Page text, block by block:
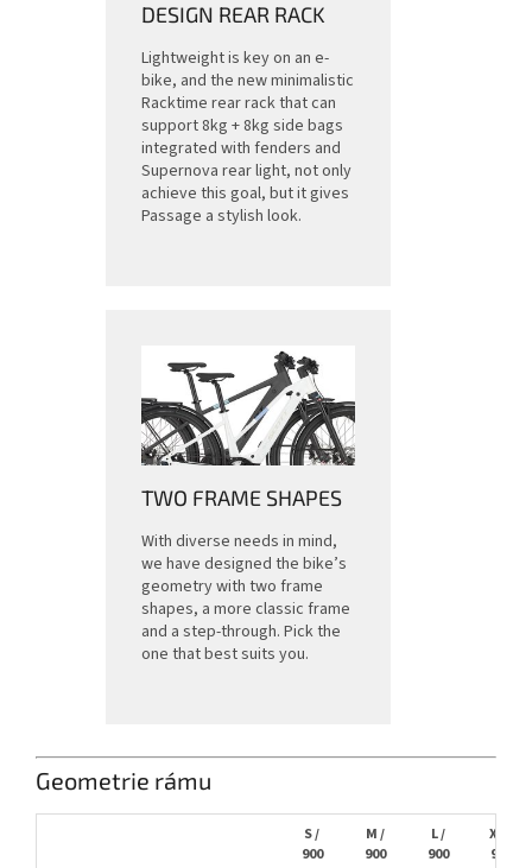
DESIGN REAR RACK
Lightweight is key on an e-
bike, and the new minimalistic
Racktime rear rack that can
support 8kg + 8kg side bags
integrated with fenders and
Supernova rear light, not only
achieve this goal, but it gives
Passage a stylish look.
TWO FRAME SHAPES
With diverse needs in mind,
we have designed the bike’s
geometry with two frame
shapes, a more classic frame
and a step-through. Pick the
one that best suits you.
Geometrie rámu
S /
900
M /
900
L /
900
XL /
900